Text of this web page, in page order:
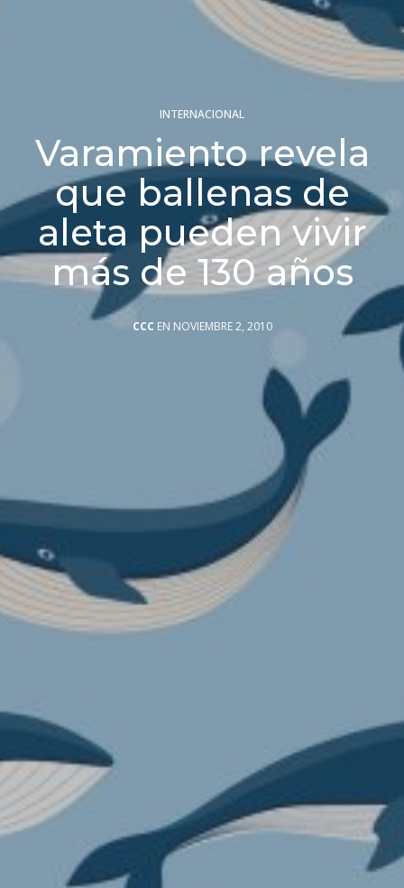
INTERNACIONAL
Varamiento revela
que ballenas de
aleta pueden vivir
más de 130 años
CCC EN NOVIEMBRE 2, 2010